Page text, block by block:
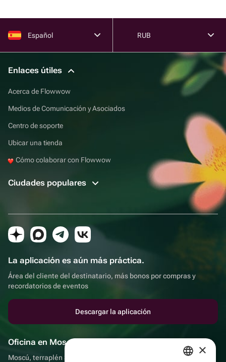
Español RUB
Enlaces útiles
Acerca de Flowwow
Medios de Comunicación y Asociados
Centro de soporte
Ubicar una tienda
Cómo colaborar con Flowwow
Ciudades populares
La aplicación es aún más práctica.
Área del cliente del destinatario, más bonos por compras y
recordatorios de eventos
Descargar la aplicación
Oficina en Moscú
Moscú, terraplén Sadovnicheskaya, 9, sala 2/3 ×